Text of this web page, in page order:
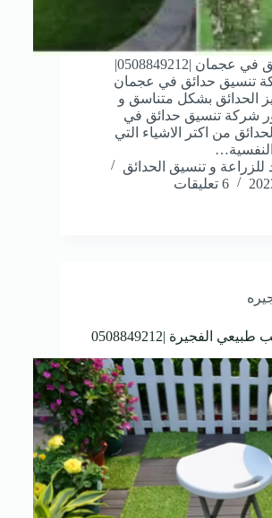
شركة تنسيق حدائق في عجمان |0508849212|
تنسيق حدائق في عجمان
الحدائق بشكل متناسق و
شركة تنسيق حدائق في
من اكتر الاشياء التي
للزراعة و تنسيق الحدائق
6 تعليقات
الفجيرة |0508849212